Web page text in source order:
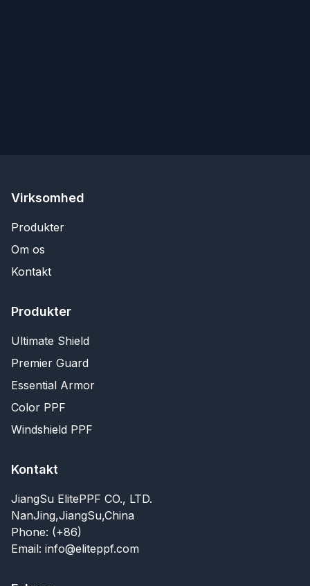
Virksomhed
Produkter
Om os
Kontakt
Produkter
Ultimate Shield
Premier Guard
Essential Armor
Color PPF
Windshield PPF
Kontakt
JiangSu ElitePPF CO., LTD.
NanJing,JiangSu,China
Phone: (+86)
Email: info@eliteppf.com